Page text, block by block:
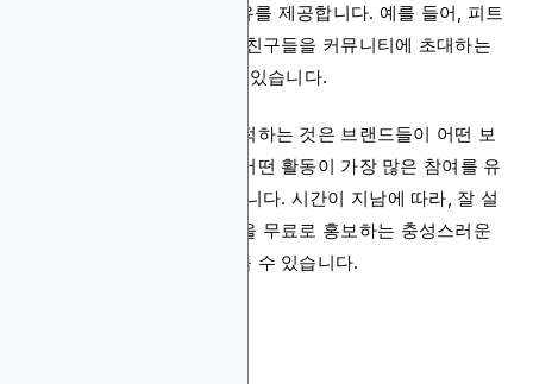
며, 앱과 더 자주 참여할 이유를 제공합니다. 예를 들어, 피트
니스 앱은 매일 체크인이나 친구들을 커뮤니티에 초대하는
것에 대한 보상을 제공할 수 있습니다.
로열티 프로그램 성능을 추적하는 것은 브랜드들이 어떤 보
상이 유지율을 증가시키고 어떤 활동이 가장 많은 참여를 유
도하는지 보는 데 도움이 됩니다. 시간이 지남에 따라, 잘 설
계된 로열티 프로그램은 앱을 무료로 홍보하는 충성스러운
사용자들의 커뮤니티를 만들 수 있습니다.